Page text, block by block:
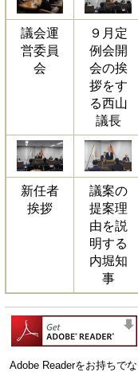
議会運
営委員
会
９月定
例会開
会の挨
拶をす
る西山
議長
新任者
挨拶
議案の
提案理
由を説
明する
内堀知
事
Adobe Readerをお持ちで